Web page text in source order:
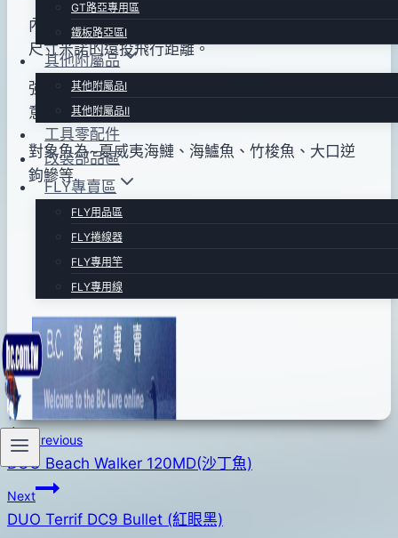
GT路亞專用區
鐵板路亞區Ⅰ
其他附屬品
其他附屬品Ⅰ
其他附屬品Ⅱ
工具零配件
改裝部品區
FLY專賣區
FLY用品區
FLY捲線器
FLY專用竿
FLY專用線
內藏1個鎢鋼珠形成配重穩定性高，呈現出超越同級
尺寸米諾的遠投飛行距離。
強調收線時的”左右擺動” 和”側傾”特別吸引大魚注
意. 搭配較寬的唇板使的泳型更為活潑.
對象魚為~夏威夷海鰱、海鱸魚、竹梭魚、大口逆
鉤鰺等.
文
章
導
Previous
DUO Beach Walker 120MD(沙丁魚)
Next
DUO Terrif DC9 Bullet (紅眼黑)